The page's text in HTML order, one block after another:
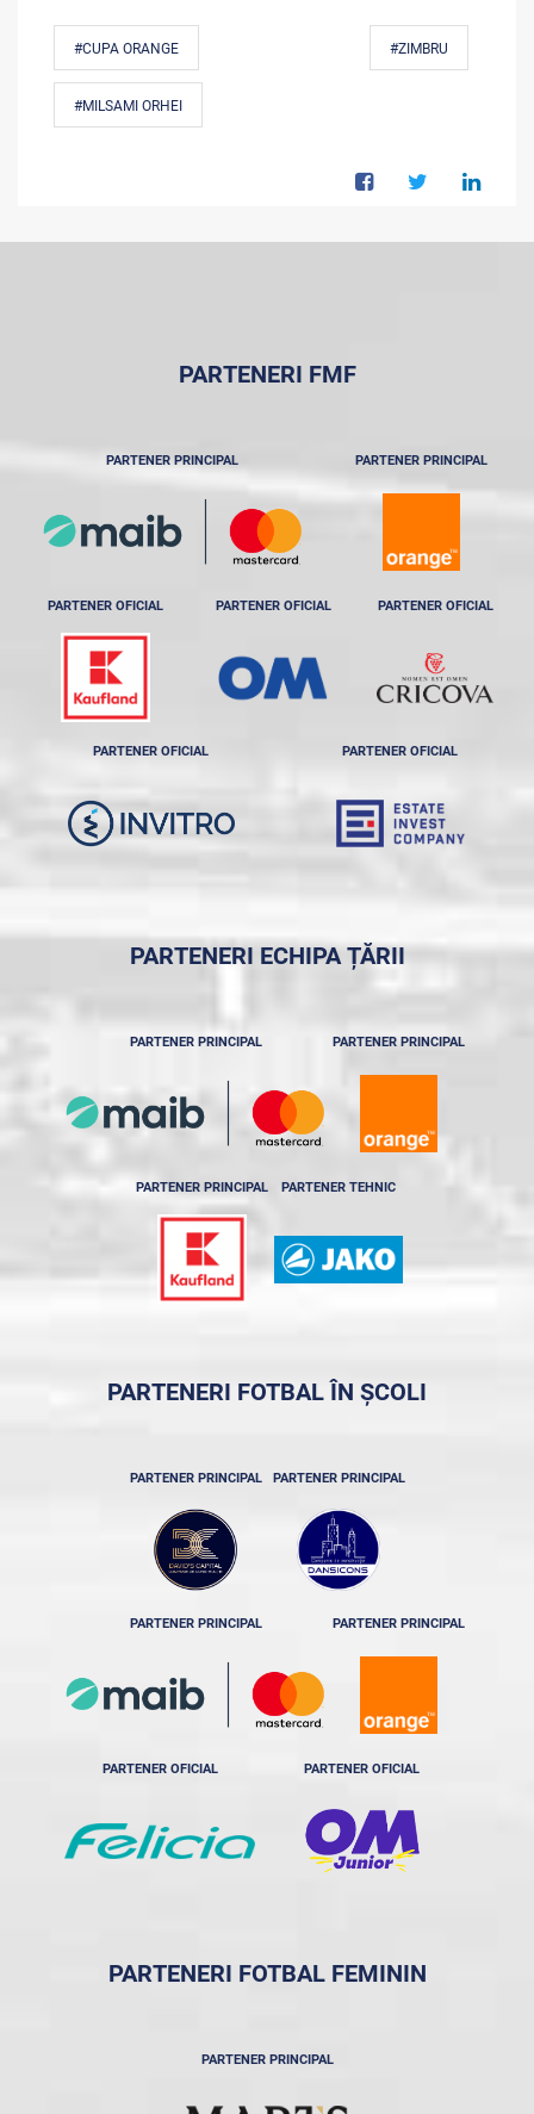
#CUPA ORANGE #ZIMBRU
#MILSAMI ORHEI
PARTENERI FMF
PARTENER PRINCIPAL PARTENER PRINCIPAL
PARTENER OFICIAL PARTENER OFICIAL PARTENER OFICIAL
PARTENER OFICIAL PARTENER OFICIAL
PARTENERI ECHIPA ȚĂRII
PARTENER PRINCIPAL PARTENER PRINCIPAL
PARTENER PRINCIPAL PARTENER TEHNIC
PARTENERI FOTBAL ÎN ȘCOLI
PARTENER PRINCIPAL PARTENER PRINCIPAL
PARTENER PRINCIPAL PARTENER PRINCIPAL
PARTENER OFICIAL PARTENER OFICIAL
PARTENERI FOTBAL FEMININ
PARTENER PRINCIPAL